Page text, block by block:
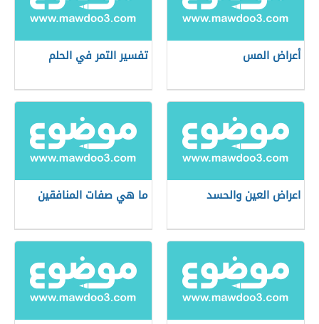
أعراض المس تفسير التمر في الحلم
اعراض العين والحسد ما هي صفات المنافقين